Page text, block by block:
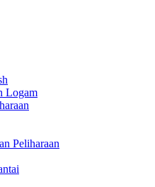
Logam
Peliharaan